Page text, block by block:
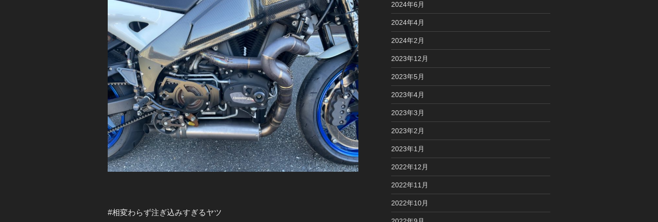
#相変わらず注ぎ込みすぎるヤツ
2024年6月
2024年4月
2024年2月
2023年12月
2023年5月
2023年4月
2023年3月
2023年2月
2023年1月
2022年12月
2022年11月
2022年10月